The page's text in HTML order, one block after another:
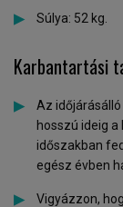
Súlya: 52 kg.
Karbantartási
Az
hosszú ideig
időszakban
egész évben
Vigyázzon,